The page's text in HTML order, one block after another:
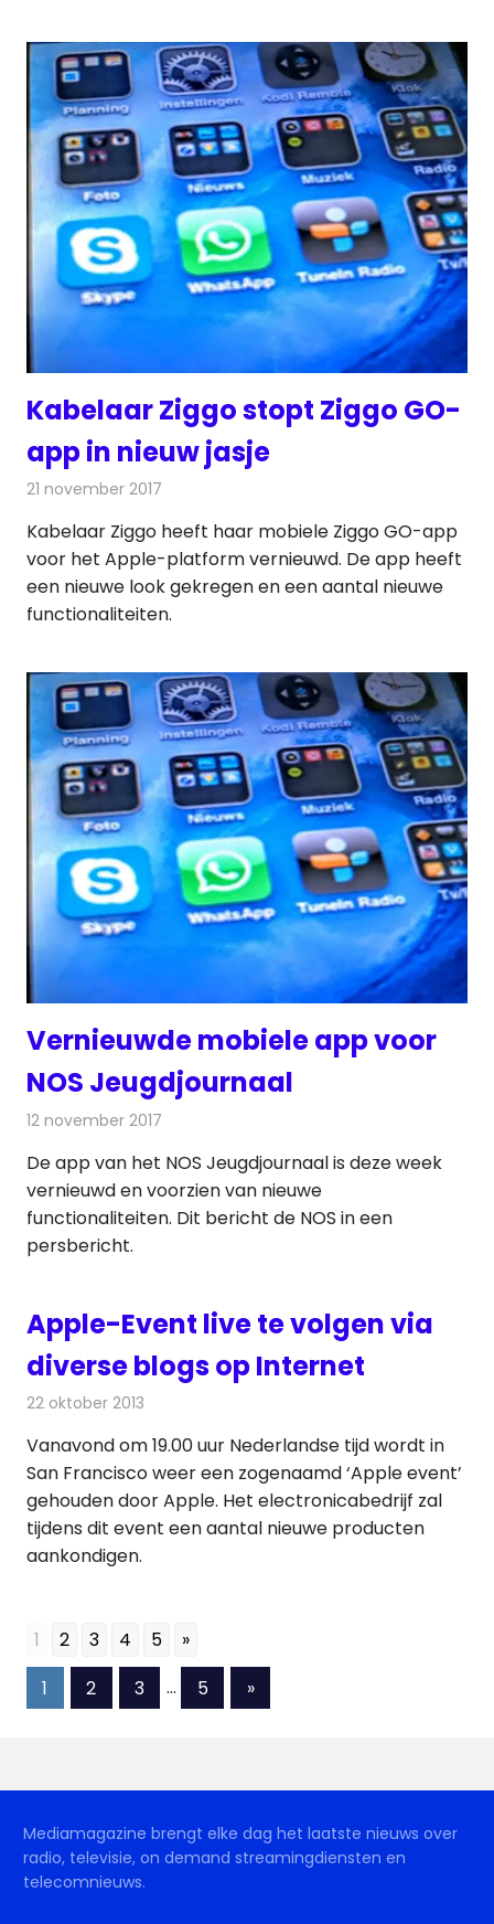
Kabelaar Ziggo stopt Ziggo GO-
app in nieuw jasje
21 november 2017
Kabelaar Ziggo heeft haar mobiele Ziggo GO-app
voor het Apple-platform vernieuwd. De app heeft
een nieuwe look gekregen en een aantal nieuwe
functionaliteiten.
Vernieuwde mobiele app voor
NOS Jeugdjournaal
12 november 2017
De app van het NOS Jeugdjournaal is deze week
vernieuwd en voorzien van nieuwe
functionaliteiten. Dit bericht de NOS in een
persbericht.
Apple-Event live te volgen via
diverse blogs op Internet
22 oktober 2013
Vanavond om 19.00 uur Nederlandse tijd wordt in
San Francisco weer een zogenaamd ‘Apple event’
gehouden door Apple. Het electronicabedrijf zal
tijdens dit event een aantal nieuwe producten
aankondigen.
1 2 3 4 5 »
Berichten
1 2 3 … 5
Volgende
berichten
»
Mediamagazine brengt elke dag het laatste nieuws over
radio, televisie, on demand streamingdiensten en
telecomnieuws.